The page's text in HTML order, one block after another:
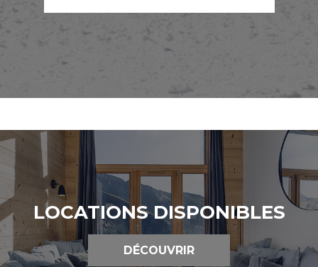
LOCATIONS DISPONIBLES
DÉCOUVRIR